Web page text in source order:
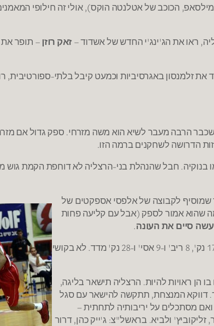
הכוכב של אטלנטה הוקס), אולי זה חילופי
ראו את הג'ינג'י החדש של אשדוד – זאק רוזן
זלמנסון באגרסיביות וכמעט קיבל בלתי-ספורטיבית,
הרבה מעבר לשיא הוא משה מזרחי. ספק גדול אם
הדרושה לשחקנים ברמה הזו.
ממש כמו בנוקיה. חבל שהנהלת בני-הרצליה לא דוחפת הקמת
שמוסיף לקבוצה של אלפסי אספקטים של
אסברי במה שהוא אמור לספק (אבל עם קליעה פחות
סיים את העונה.
מסיים עם שורה סטטיסטית של 17 נק', 8 ריב' ו-9 אסי' ו-28 נק' מדד. לא בקושי
ראויות להיות. הרצליה תישאר בליגה,
דווקא המנצחת, תתקשה להישאר עם סגל
מסתכלים על יריבותיה לתחתית –
זליקוביץ' ולביא. בראשל"צ: ג'ייק כהן, דרור